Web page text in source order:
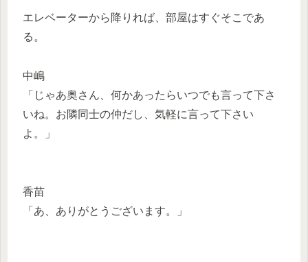
エレベーターから降りれば、部屋はすぐそこであ
る。
中嶋
「じゃあ奥さん、何かあったらいつでも言って下さ
いね。お隣同士の仲だし、気軽に言って下さい
よ。」
香苗
「あ、ありがとうございます。」